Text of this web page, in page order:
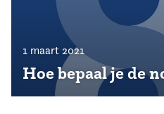
1 maart 2021
Hoe bepaal je de